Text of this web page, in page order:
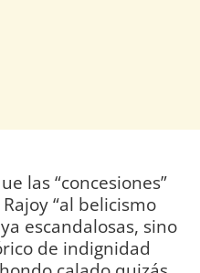
las “concesiones”
“al belicismo
escandalosas, sino
de indignidad